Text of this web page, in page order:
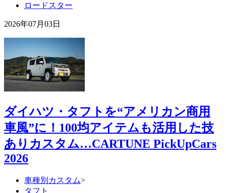
ロードスター
2026年07月03日
ダイハツ・タフトを“アメリカン商用
車風”に！100均アイテムも活用した技
ありカスタム…CARTUNE PickUpCars
2026
車種別カスタム>
タフト